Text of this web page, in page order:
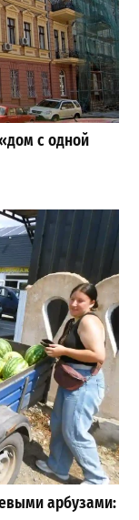
с одной
арбузами: